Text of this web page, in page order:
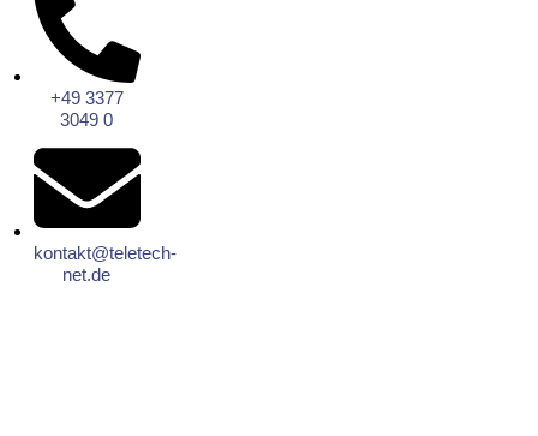
+49 3377
3049 0
kontakt@teletech-
net.de